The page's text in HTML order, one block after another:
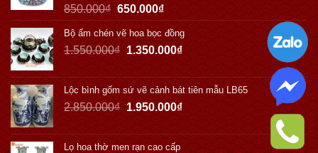
Được xếp
hạng5.00
5 sao
850.000₫ 650.000₫
Bộ ấm chén vẽ hoa bọc đồng
1.550.000₫ 1.350.000₫
Lộc bình gốm sứ vẽ cảnh bát tiên mẫu LB65
2.850.000₫ 1.950.000₫
Lọ hoa thờ men rạn cao cấp